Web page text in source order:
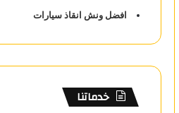
افضل ونش انقاذ سيارات
خدماتنا